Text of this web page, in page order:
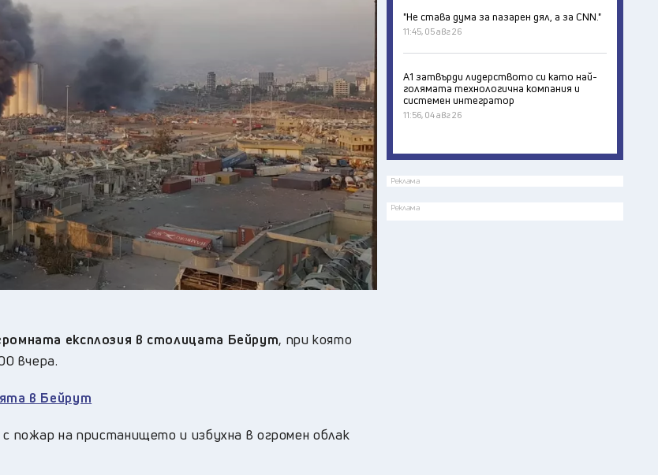
, 24
27
29
, 26
, 27
, 25°C
, 27°C
, 20°C
, 25°C
Загора, 25°C
, 26°C
, 30°C
26°C
, 27°C
експлозия в столицата Бейрут, при която
вчера.
в Бейрут
пожар на пристанището и избухна в огромен облак
"Не става дума за пазарен дял, а за CNN."
11:45, 05 авг 26
А1 затвърди лидерството си като най-
голямата технологична компания и
системен интегратор
11:56, 04 авг 26
Реклама
Реклама